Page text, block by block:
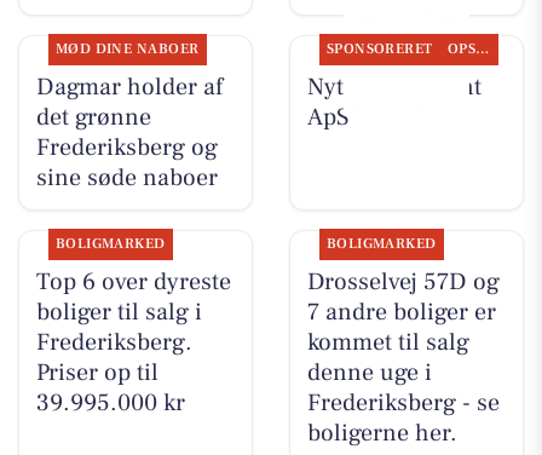
MØD DINE NABOER
Dagmar holder af
det grønne
Frederiksberg og
sine søde naboer
SPONSORERET OPSLAGSTAVLEN
Nyt fra Fairpaint
ApS
BOLIGMARKED
Top 6 over dyreste
boliger til salg i
Frederiksberg.
Priser op til
39.995.000 kr
BOLIGMARKED
Drosselvej 57D og
7 andre boliger er
kommet til salg
denne uge i
Frederiksberg - se
boligerne her.